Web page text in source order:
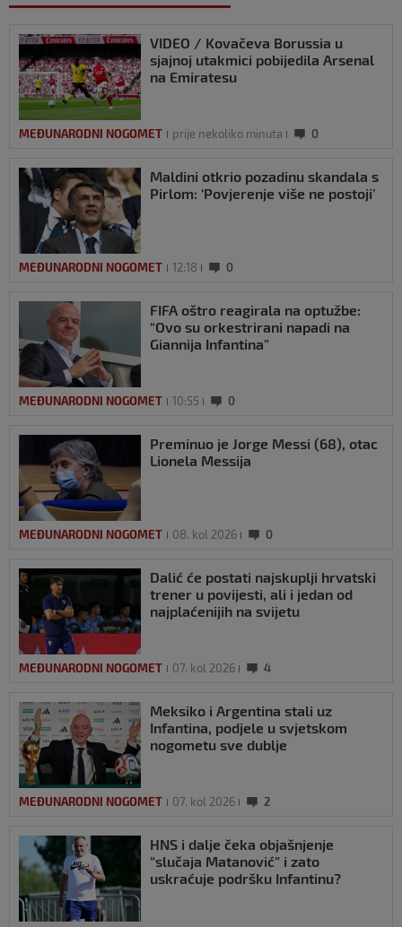
VIDEO / Kovačeva Borussia u
sjajnoj utakmici pobijedila Arsenal
na Emiratesu
MEĐUNARODNI NOGOMET prije nekoliko minuta 0
Maldini otkrio pozadinu skandala s
Pirlom: ‘Povjerenje više ne postoji’
MEĐUNARODNI NOGOMET 12:18 0
FIFA oštro reagirala na optužbe:
“Ovo su orkestrirani napadi na
Giannija Infantina”
MEĐUNARODNI NOGOMET 10:55 0
Preminuo je Jorge Messi (68), otac
Lionela Messija
MEĐUNARODNI NOGOMET 08. kol 2026 0
Dalić će postati najskuplji hrvatski
trener u povijesti, ali i jedan od
najplaćenijih na svijetu
MEĐUNARODNI NOGOMET 07. kol 2026 4
Meksiko i Argentina stali uz
Infantina, podjele u svjetskom
nogometu sve dublje
MEĐUNARODNI NOGOMET 07. kol 2026 2
HNS i dalje čeka objašnjenje
“slučaja Matanović” i zato
uskraćuje podršku Infantinu?